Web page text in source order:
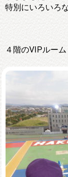
特別にいろいろ
４階のVIPルーム